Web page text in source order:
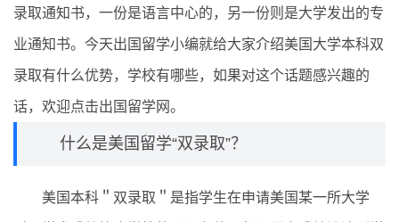
签证办理
留学生活
录取通知书，一份是语言中心的，另一份则是大学发出的专
业通知书。今天出国留学小编就给大家介绍美国大学本科双
录取有什么优势，学校有哪些，如果对这个话题感兴趣的
话，欢迎点击出国留学网。
什么是美国留学“双录取”？
美国本科＂双录取＂是指学生在申请美国某一所大学